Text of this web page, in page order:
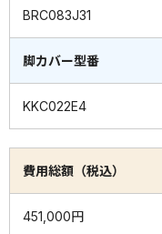
BRC083J31
脚カバー型番
KKC022E4
費用総額（税込）
451,000円